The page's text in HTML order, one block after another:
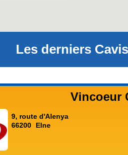
Les derniers
Vincoeur
9, route d'Alenya
66200
Elne